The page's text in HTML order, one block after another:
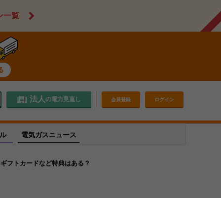
一覧
法人の電力見直し 会員登録 ログイン
電気ガスニュース
フトカードなど特典はある？